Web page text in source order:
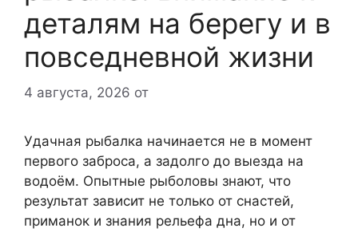
деталям на берегу и в
повседневной жизни
4 августа, 2026 от
Удачная рыбалка начинается не в момент
первого заброса, а задолго до выезда на
водоём. Опытные рыболовы знают, что
результат зависит не только от снастей,
приманок и знания рельефа дна, но и от